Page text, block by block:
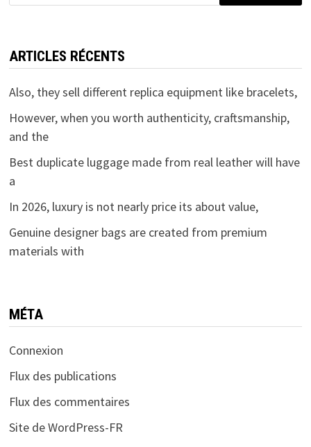
ARTICLES RÉCENTS
Also, they sell different replica equipment like bracelets,
However, when you worth authenticity, craftsmanship,
and the
Best duplicate luggage made from real leather will have
a
In 2026, luxury is not nearly price its about value,
Genuine designer bags are created from premium
materials with
MÉTA
Connexion
Flux des publications
Flux des commentaires
Site de WordPress-FR